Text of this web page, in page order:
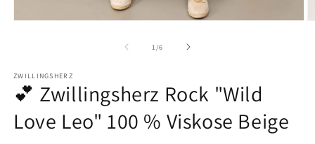
1/von
6
ZWILLINGSHERZ
💕 Zwillingsherz Rock "Wild
Love Leo" 100 % Viskose Beige